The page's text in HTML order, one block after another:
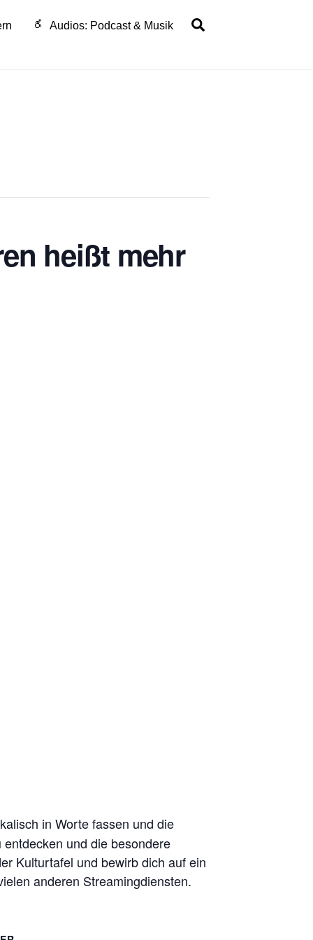
Audios: Podcast & Musik
heißt mehr
in Worte fassen und die
und die besondere
Kulturtafel und bewirb dich auf ein
anderen Streamingdiensten.